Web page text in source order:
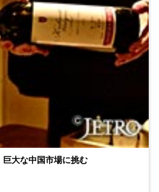
大な中国市場に挑む